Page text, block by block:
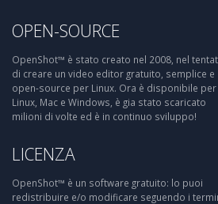
OPEN-SOURCE
OpenShot™ è stato creato nel 2008, nel
di creare un video editor gratuito, semplice e
open-source per Linux. Ora è disponibile per
Linux, Mac e Windows, è gia stato scaricato
milioni di volte ed è in continuo sviluppo!
LICENZA
OpenShot™ è un software gratuito: lo puoi
redistribuire e/o modificare seguendo i